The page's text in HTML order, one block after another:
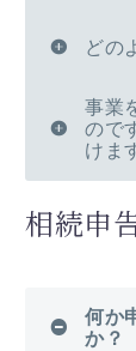
どの
事業
ので
けま
相続申
何か
か？